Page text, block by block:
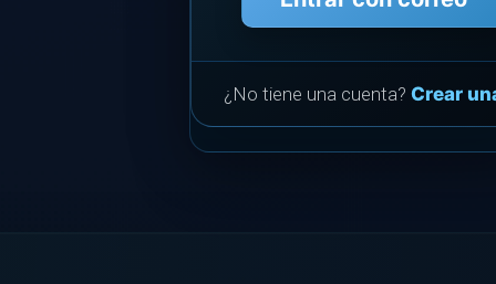
¿No tiene una cuenta? Crear